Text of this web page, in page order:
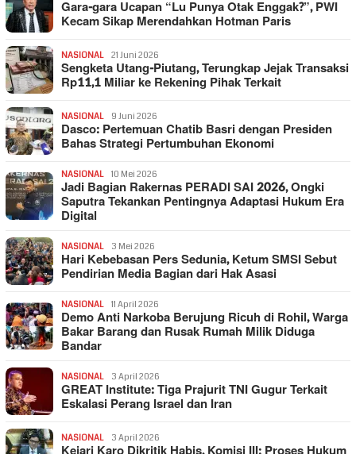
Gara-gara Ucapan “Lu Punya Otak Enggak?”, PWI
Kecam Sikap Merendahkan Hotman Paris
NASIONAL 21 Juni 2026
Sengketa Utang-Piutang, Terungkap Jejak Transaksi
Rp11,1 Miliar ke Rekening Pihak Terkait
NASIONAL 9 Juni 2026
Dasco: Pertemuan Chatib Basri dengan Presiden
Bahas Strategi Pertumbuhan Ekonomi
NASIONAL 10 Mei 2026
Jadi Bagian Rakernas PERADI SAI 2026, Ongki
Saputra Tekankan Pentingnya Adaptasi Hukum Era
Digital
NASIONAL 3 Mei 2026
Hari Kebebasan Pers Sedunia, Ketum SMSI Sebut
Pendirian Media Bagian dari Hak Asasi
NASIONAL 11 April 2026
Demo Anti Narkoba Berujung Ricuh di Rohil, Warga
Bakar Barang dan Rusak Rumah Milik Diduga
Bandar
NASIONAL 3 April 2026
GREAT Institute: Tiga Prajurit TNI Gugur Terkait
Eskalasi Perang Israel dan Iran
NASIONAL 3 April 2026